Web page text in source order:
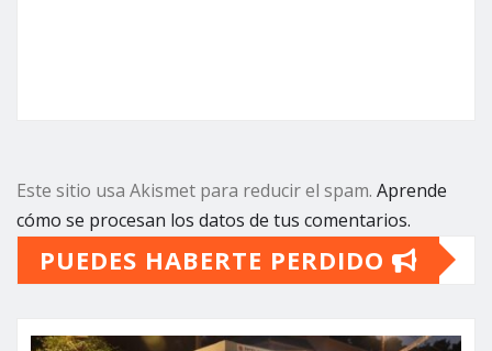
Este sitio usa Akismet para reducir el spam. Aprende
cómo se procesan los datos de tus comentarios.
PUEDES HABERTE PERDIDO